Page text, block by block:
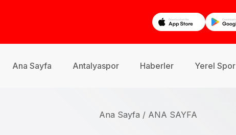
Ana Sayfa Antalyaspor Haberler Yerel Spor
Ana Sayfa / ANA SAYFA